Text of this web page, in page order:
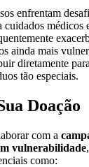
enfrentam
cuidados médicos
ainda mais
diretamente
tão especiais.
Doação
com a
vulnerabilidade
como: